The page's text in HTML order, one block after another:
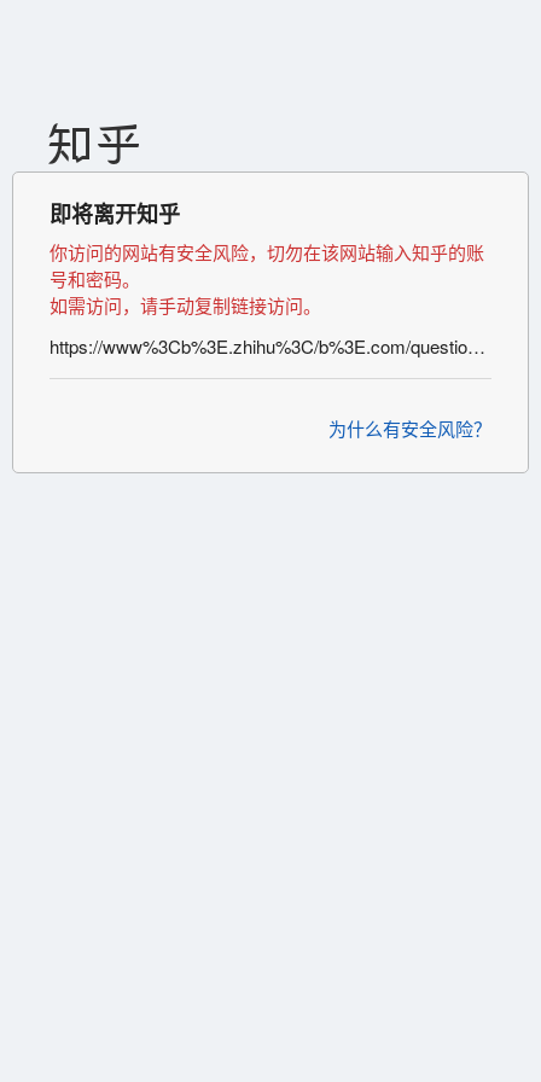
即将离开知乎
你访问的网站有安全风险，切勿在该网站输入知乎的账
号和密码。
如需访问，请手动复制链接访问。
https://www%3Cb%3E.zhihu%3C/b%3E.com/question/46959162
为什么有安全风险？